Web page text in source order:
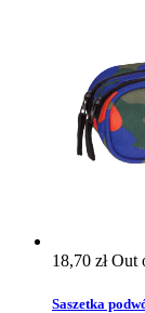
18,70 złOut
Saszetka